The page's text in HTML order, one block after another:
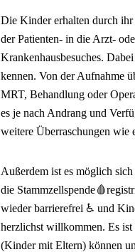
Die Kinder erhalten durch ihr
der Patienten- in die Arzt-
Krankenhausbesuches.
kennen. Von der Aufnahme
MRT, Behandlung oder
es je nach Andrang und
weitere Überraschungen wie
Außerdem ist es möglich
die
wieder barrierefrei ♿️ und
herzlichst willkommen. Es ist
(Kinder mit Eltern) können